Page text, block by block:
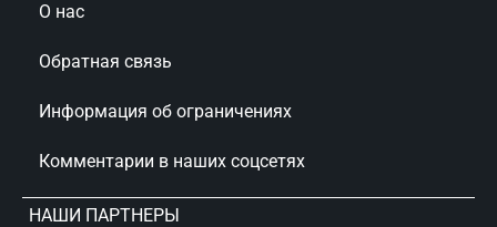
О нас
Обратная связь
Информация об ограничениях
Комментарии в наших соцсетях
НАШИ ПАРТНЕРЫ